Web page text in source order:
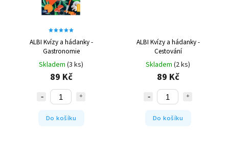
ALBI Kvízy a hádanky -
Gastronomie
Skladem (3 ks)
89 Kč
Do košíku
ALBI Kvízy a hádanky -
Cestování
Skladem (2 ks)
89 Kč
Do košíku